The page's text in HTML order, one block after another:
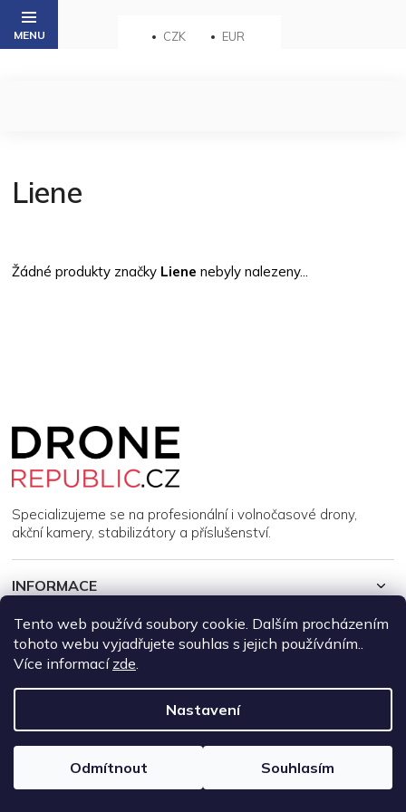
Tento web používá soubory cookie. Dalším procházením
tohoto webu vyjadřujete souhlas s jejich používáním..
Více informací zde.
Nastavení
Odmítnout Souhlasím
Přejít
obsah
CZK EUR
Liene
Žádné produkty značky Liene nebyly nalezeny...
Specializujeme se na profesionální i volnočasové drony,
akční kamery, stabilizátory a příslušenství.
INFORMACE
MŮJ ÚČET
Copyright 2026DroneRepublic.cz. Všechna práva vyhrazena.
Upravit nastavení cookies